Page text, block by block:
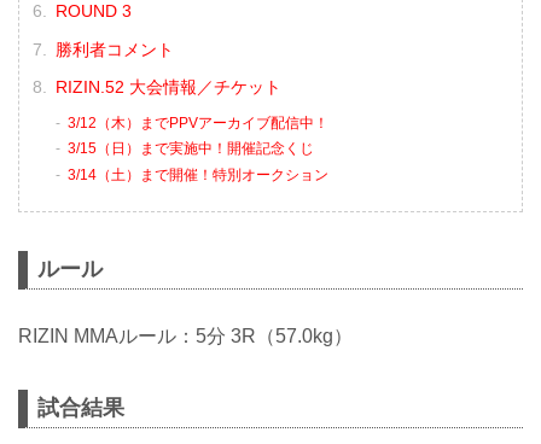
ROUND 3
勝利者コメント
RIZIN.52 大会情報／チケット
3/12（木）までPPVアーカイブ配信中！
3/15（日）まで実施中！開催記念くじ
3/14（土）まで開催！特別オークション
ルール
RIZIN MMAルール：5分 3R（57.0kg）
試合結果